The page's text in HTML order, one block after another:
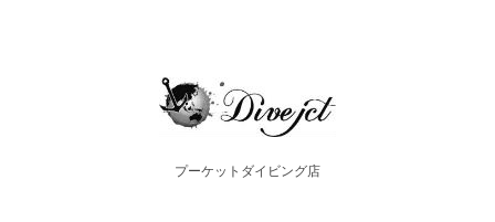
プーケットダイビング店